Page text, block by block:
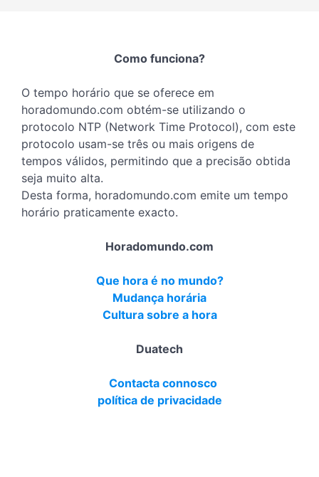
Como funciona?
O tempo horário que se oferece em
horadomundo.com obtém-se utilizando o
protocolo NTP (Network Time Protocol), com este
protocolo usam-se três ou mais origens de
tempos válidos, permitindo que a precisão obtida
seja muito alta.
Desta forma, horadomundo.com emite um tempo
horário praticamente exacto.
Horadomundo.com
Que hora é no mundo?
Mudança horária
Cultura sobre a hora
Duatech
Contacta connosco
política de privacidade